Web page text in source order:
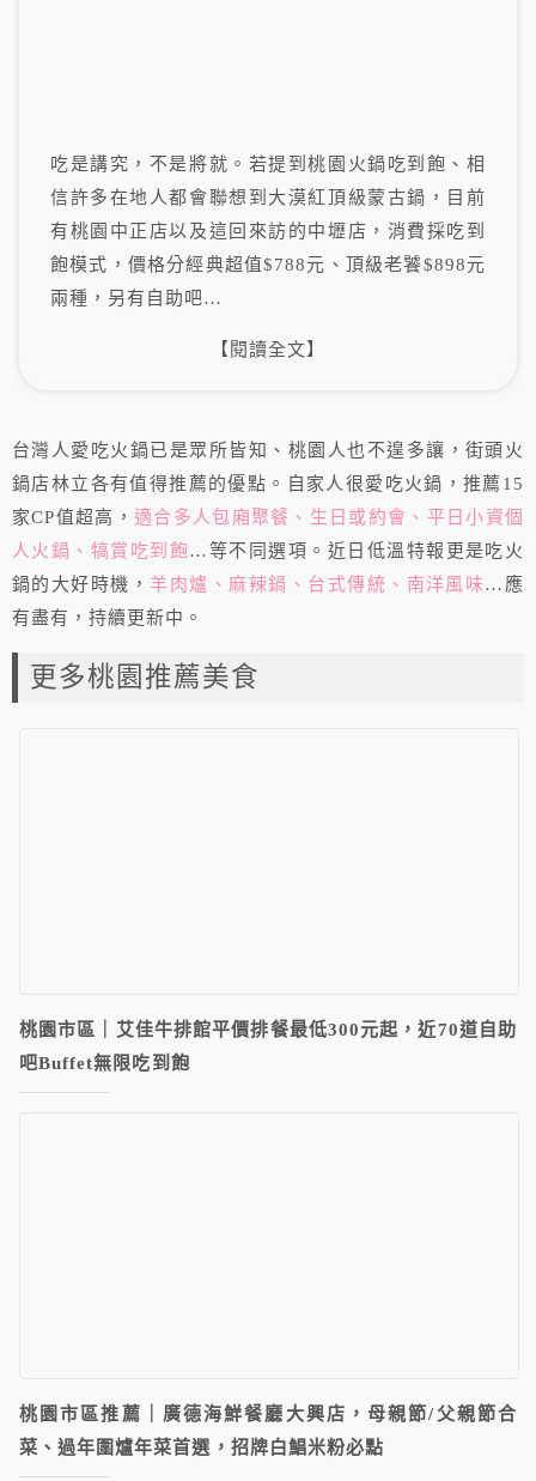
吃是講究，不是將就。若提到桃園火鍋吃到飽、相
信許多在地人都會聯想到大漠紅頂級蒙古鍋，目前
有桃園中正店以及這回來訪的中壢店，消費採吃到
飽模式，價格分經典超值$788元、頂級老饕$898元
兩種，另有自助吧…
【閱讀全文】
台灣人愛吃火鍋已是眾所皆知、桃園人也不遑多讓，街頭火
鍋店林立各有值得推薦的優點。自家人很愛吃火鍋，推薦15
家CP值超高， 適合多人包廂聚餐、生日或約會、平日小資個
人火鍋、犒賞吃到飽…等不同選項。近日低溫特報更是吃火
鍋的大好時機， 羊肉爐、麻辣鍋、台式傳統、南洋風味…應
有盡有，持續更新中。
更多桃園推薦美食
桃園市區｜艾佳牛排館平價排餐最低300元起，近70道自助
吧Buffet無限吃到飽
桃園市區推薦｜廣德海鮮餐廳大興店，母親節/父親節合
菜、過年圍爐年菜首選，招牌白鯧米粉必點